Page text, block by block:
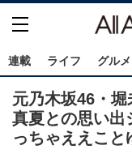
連載 ライフ グルメ
元乃木坂46・
真夏との思い出
っちゃええこと